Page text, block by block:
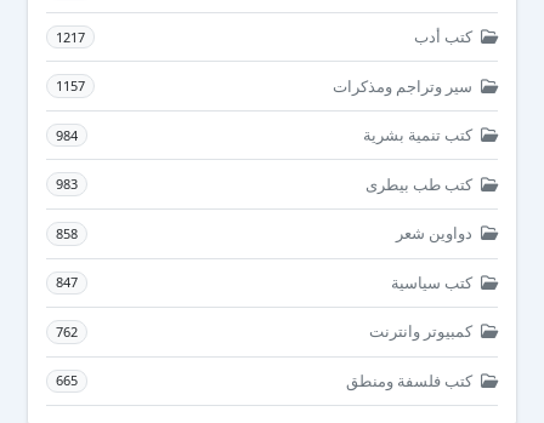
كتب أدب 1217
سير وتراجم ومذكرات 1157
كتب تنمية بشرية 984
كتب طب بيطرى 983
دواوين شعر 858
كتب سياسية 847
كمبيوتر وانترنت 762
كتب فلسفة ومنطق 665